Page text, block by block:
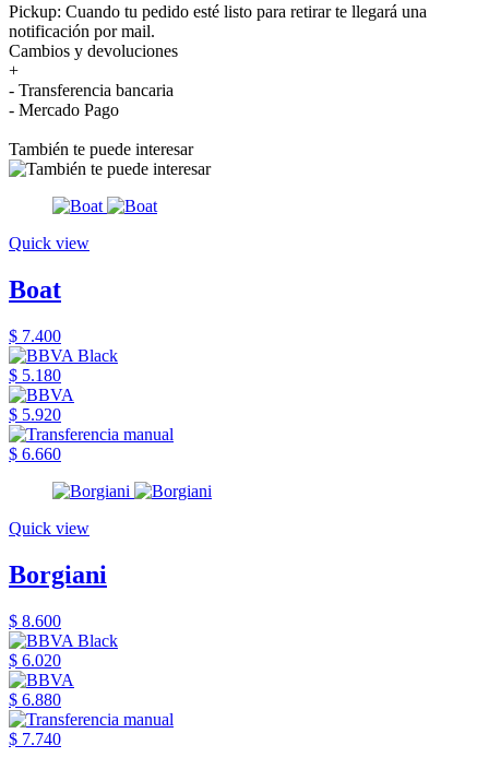
Pickup: Cuando tu pedido esté listo para retirar te llegará una
notificación por mail.
Cambios y devoluciones
+
- Transferencia bancaria
- Mercado Pago
También te puede interesar
Quick view
Boat
$ 7.400
$ 5.180
$ 5.920
$ 6.660
Quick view
Borgiani
$ 8.600
$ 6.020
$ 6.880
$ 7.740